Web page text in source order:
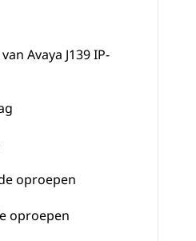
Avaya J139 IP-
oproepen
oproepen